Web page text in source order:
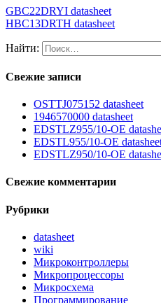
GBC22DRYI datasheet
HBC13DRTH datasheet
Найти:
Свежие записи
OSTTJ075152 datasheet
1946570000 datasheet
EDSTLZ955/10-OE
EDSTL955/10-OE
EDSTLZ950/10-OE
Свежие комментарии
Рубрики
datasheet
wiki
Микроконтроллеры
Микропроцессоры
Микросхема
Программирование